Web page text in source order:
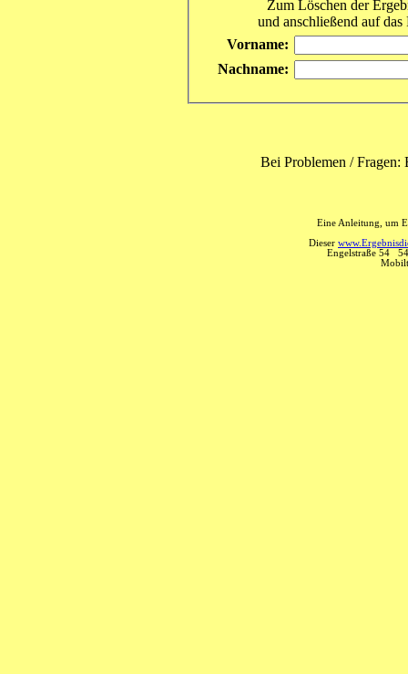
Zum Löschen der
und anschließend auf
Vorname:
Nachname:
Bei Problemen /
Eine Anleitung, um
Dieser
Engelstraße 54